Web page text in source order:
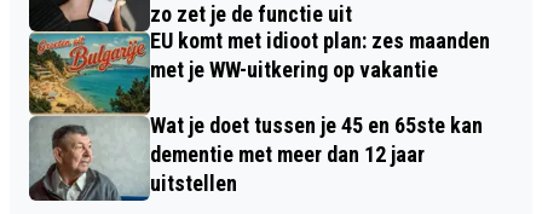
zo zet je de functie uit
EU komt met idioot plan: zes maanden
met je WW-uitkering op vakantie
Wat je doet tussen je 45 en 65ste kan
dementie met meer dan 12 jaar
uitstellen